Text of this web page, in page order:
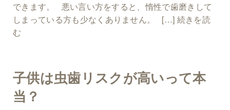
できます。 悪い言い方をすると、惰性で歯磨きして
しまっている方も少なくありません。 […] 続きを読
む
子供は虫歯リスクが高いって本
当？